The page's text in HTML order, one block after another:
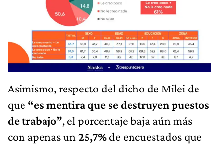
Asimismo, respecto del dicho de Milei de
que “es mentira que se destruyen puestos
de trabajo”, el porcentaje baja aún más
con apenas un 25,7% de encuestados que